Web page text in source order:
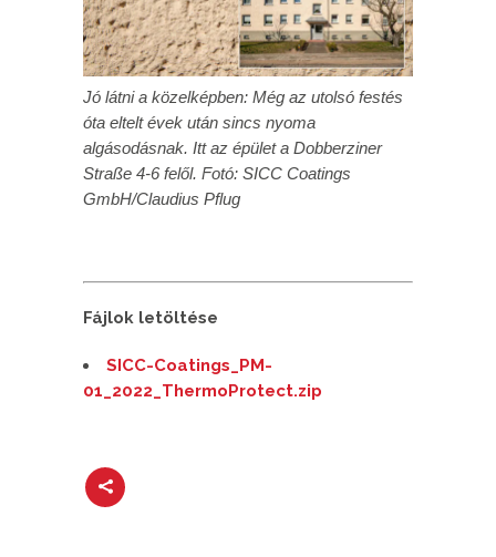
Jó látni a közelképben: Még az utolsó festés
óta eltelt évek után sincs nyoma
algásodásnak. Itt az épület a Dobberziner
Straße 4-6 felől. Fotó: SICC Coatings
GmbH/Claudius Pflug
Fájlok letöltése
SICC-Coatings_PM-
01_2022_ThermoProtect.zip